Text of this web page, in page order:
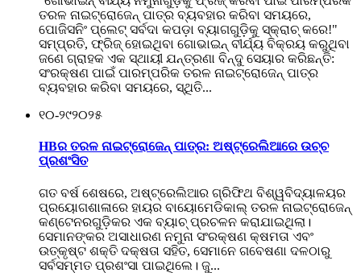
ତରଳ ନାଇଟ୍ରୋଜେନ୍ ପାତ୍ର ବ୍ୟବହାର କରିବା ସମୟରେ,
ପୋଜିସନିଂ ପ୍ଲେଟ୍ ସର୍ବଦା କପଡ଼ା ବ୍ୟାଗଗୁଡ଼ିକୁ ସ୍କ୍ରାଚ୍ କରେ!"
ସମ୍ପ୍ରତି, ଫ୍ରିଜ୍ ହୋଇଥିବା ଗୋଭାଇନ୍ ବୀର୍ଯ୍ୟ ବିକ୍ରୟ କରୁଥିବା
ଜଣେ ଗ୍ରାହକ ଏକ ସ୍ଥାୟୀ ଯନ୍ତ୍ରଣା ବିନ୍ଦୁ ସେୟାର କରିଛନ୍ତି:
ସଂରକ୍ଷଣ ପାଇଁ ପାରମ୍ପରିକ ତରଳ ନାଇଟ୍ରୋଜେନ୍ ପାତ୍ର
ବ୍ୟବହାର କରିବା ସମୟରେ, ସ୍ଥିତି...
୧୦-୨୯୨୦୨୫
HBର ତରଳ ନାଇଟ୍ରୋଜେନ୍ ପାତ୍ର: ଅଷ୍ଟ୍ରେଲିଆରେ ଉଚ୍ଚ
ପ୍ରଶଂସିତ
ଗତ ବର୍ଷ ଶେଷରେ, ଅଷ୍ଟ୍ରେଲିଆର ଗ୍ରିଫିଥ ବିଶ୍ୱବିଦ୍ୟାଳୟର
ପ୍ରୟୋଗଶାଳାରେ ହାୟର ବାୟୋମେଡିକାଲ୍ ତରଳ ନାଇଟ୍ରୋଜେନ୍
କଣ୍ଟେନରଗୁଡ଼ିକର ଏକ ବ୍ୟାଚ୍ ପ୍ରଚଳନ କରାଯାଇଥିଲା।
ସେମାନଙ୍କର ଅସାଧାରଣ ନମୁନା ସଂରକ୍ଷଣ କ୍ଷମତା ଏବଂ
ଉତ୍କୃଷ୍ଟ ଶକ୍ତି ଦକ୍ଷତା ସହିତ, ସେମାନେ ଗବେଷଣା ଦଳଠାରୁ
ସର୍ବସମ୍ମତ ପ୍ରଶଂସା ପାଇଥିଲେ। ଜୁ...